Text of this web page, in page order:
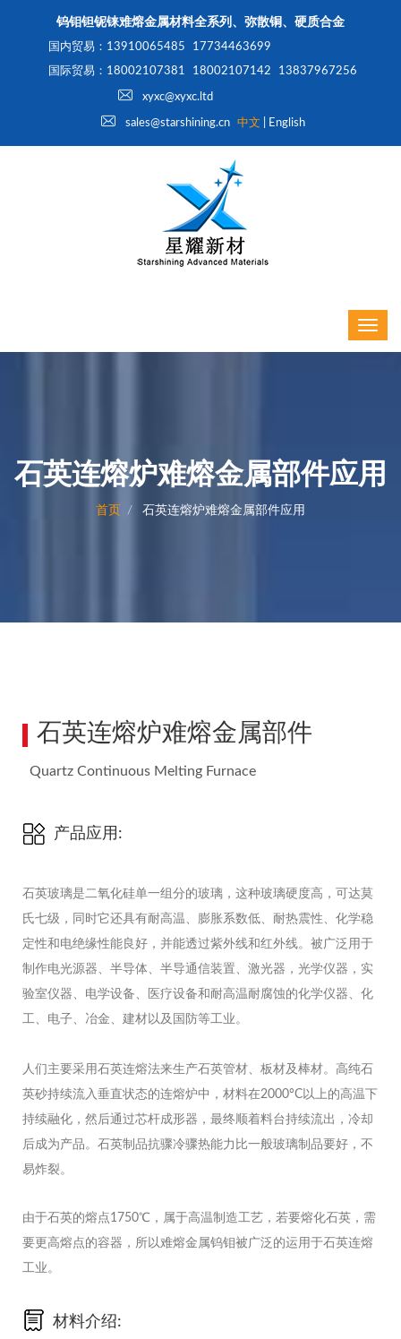
钨钼钽铌铼难熔金属材料全系列、弥散铜、硬质合金
国内贸易：13910065485
国际贸易：18002107381
17734463699
18002107142 13837967256
xyxc@xyxc.ltd
sales@starshining.cn 中文 English
石英连熔炉难熔金属部件应用
首页 石英连熔炉难熔金属部件应用
石英连熔炉难熔金属部件
Quartz Continuous Melting Furnace
产品应用:
石英玻璃是二氧化硅单一组分的玻璃，这种玻璃硬度高，可达莫
氏七级，同时它还具有耐高温、膨胀系数低、耐热震性、化学稳
定性和电绝缘性能良好，并能透过紫外线和红外线。被广泛用于
制作电光源器、半导体、半导通信装置、激光器，光学仪器，实
验室仪器、电学设备、医疗设备和耐高温耐腐蚀的化学仪器、化
工、电子、冶金、建材以及国防等工业。
人们主要采用石英连熔法来生产石英管材、板材及棒材。高纯石
英砂持续流入垂直状态的连熔炉中，材料在2000°C以上的高温下
持续融化，然后通过芯杆成形器，最终顺着料台持续流出，冷却
后成为产品。石英制品抗骤冷骤热能力比一般玻璃制品要好，不
易炸裂。
由于石英的熔点1750℃，属于高温制造工艺，若要熔化石英，需
要更高熔点的容器，所以难熔金属钨钼被广泛的运用于石英连熔
工业。
材料介绍: